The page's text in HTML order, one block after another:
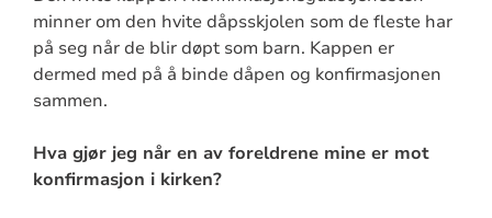
minner om den hvite dåpsskjolen som de fleste har
på seg når de blir døpt som barn. Kappen er
dermed med på å binde dåpen og konfirmasjonen
sammen.
Hva gjør jeg når en av foreldrene mine er mot
konfirmasjon i kirken?